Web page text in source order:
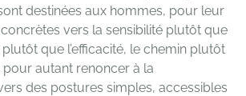
destinées aux hommes, pour leur
vers la sensibilité plutôt que
plutôt que l’efficacité, le chemin plutôt
autant renoncer à la
des postures simples, accessibles